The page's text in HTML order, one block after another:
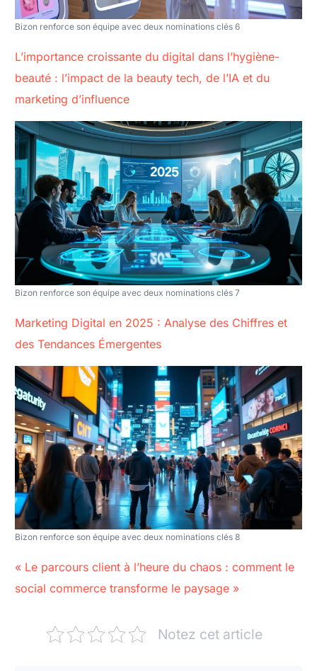
Bizon renforce son équipe avec deux nominations clés 6
L’importance croissante du digital dans l’hygiène-
beauté : l’impact de la beauty tech, de l’IA et du
marketing d’influence
Bizon renforce son équipe avec deux nominations clés 7
Marketing Digital en 2025 : Analyse des Chiffres et
des Tendances Émergentes
Bizon renforce son équipe avec deux nominations clés 8
« Le parcours client à l’heure du chaos : comment le
social commerce transforme le paysage »
Notez cet article